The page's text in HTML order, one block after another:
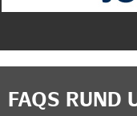
FAQS RUND